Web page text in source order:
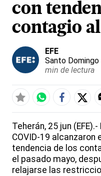
con
contagio
EFE
Santo Domingo
min de lectura
Teherán, 25 jun
COVID-19 alcanzaron
tendencia de los
el pasado mayo,
relajarse las